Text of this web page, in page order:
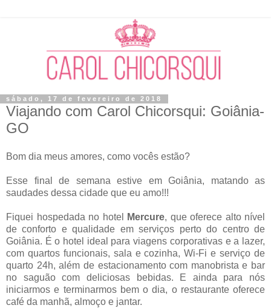
sábado, 17 de fevereiro de 2018
Viajando com Carol Chicorsqui: Goiânia-
GO
Bom dia meus amores, como vocês estão?
Esse final de semana estive em Goiânia, matando as
saudades dessa cidade que eu amo!!!
Fiquei hospedada no hotel Mercure, que oferece alto nível
de conforto e qualidade em serviços perto do centro de
Goiânia. É o hotel ideal para viagens corporativas e a lazer,
com quartos funcionais, sala e cozinha, Wi-Fi e serviço de
quarto 24h, além de estacionamento com manobrista e bar
no saguão com deliciosas bebidas. E ainda para nós
iniciarmos e terminarmos bem o dia, o restaurante oferece
café da manhã, almoço e jantar.